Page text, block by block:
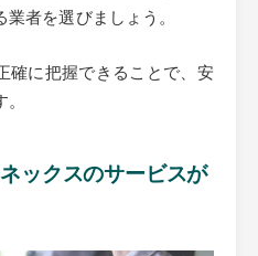
者を選びましょう。
確に把握できることで、安
ックスのサービスが